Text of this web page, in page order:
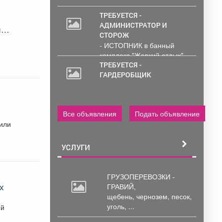
ТРЕБУЕТСЯ -
АДМИНИСТРАТОР И
СТОРОЖ
- ИСТОПНИК в банный
комплекс "Жаркий отдых"
Администрирование и
тех....
ТРЕБУЕТСЯ -
ГАРДЕРОБЩИК
Все объявления Подать объявление
УСЛУГИ
ГРУЗОПЕРЕВОЗКИ -
ГРАВИЙ,
щебень, чернозем, песок,
уголь, ...